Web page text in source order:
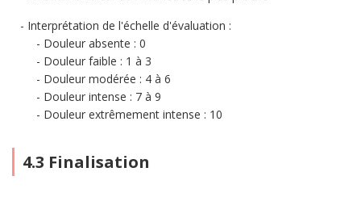
Interprétation de l'échelle d'évaluation :
Douleur absente : 0
Douleur faible : 1 à 3
Douleur modérée : 4 à 6
Douleur intense : 7 à 9
Douleur extrêmement intense : 10
4.3 Finalisation